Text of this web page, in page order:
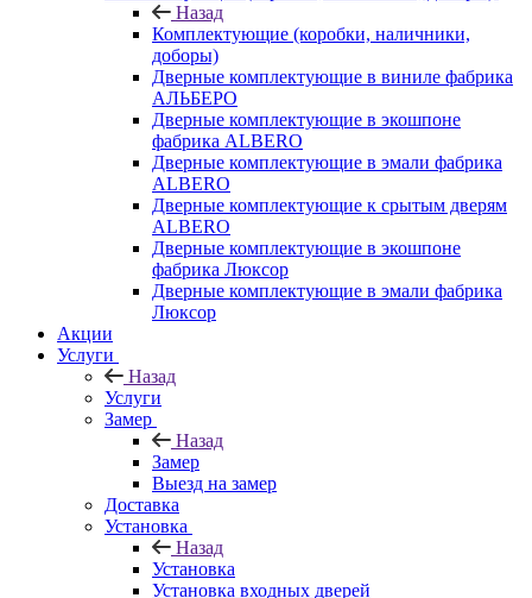
Назад
Комплектующие (коробки, наличники,
доборы)
Дверные комплектующие в виниле фабрика
АЛЬБЕРО
Дверные комплектующие в экошпоне
фабрика ALBERO
Дверные комплектующие в эмали фабрика
ALBERO
Дверные комплектующие к срытым дверям
ALBERO
Дверные комплектующие в экошпоне
фабрика Люксор
Дверные комплектующие в эмали фабрика
Люксор
Акции
Услуги
Назад
Услуги
Замер
Назад
Замер
Выезд на замер
Доставка
Установка
Назад
Установка
Установка входных дверей